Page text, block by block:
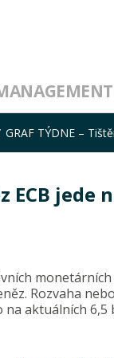
GRAF TÝDNE –
ECB
Rozvaha
na aktuálních 6,5